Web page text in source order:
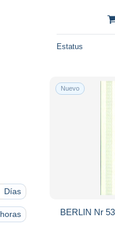
Días
horas
Estatus
Nuevo
BERLIN Nr